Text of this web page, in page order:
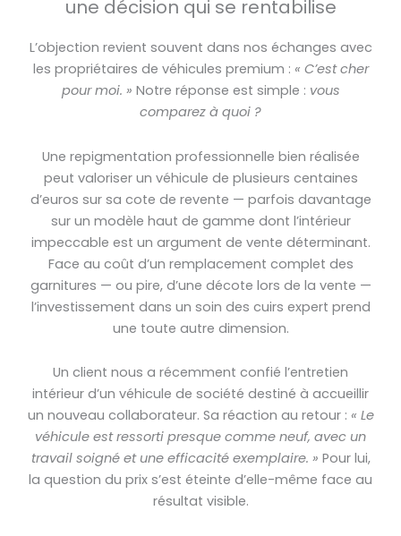
une décision qui se rentabilise
L’objection revient souvent dans nos échanges avec
les propriétaires de véhicules premium : « C’est cher
pour moi. » Notre réponse est simple : vous
comparez à quoi ?
Une repigmentation professionnelle bien réalisée
peut valoriser un véhicule de plusieurs centaines
d’euros sur sa cote de revente — parfois davantage
sur un modèle haut de gamme dont l’intérieur
impeccable est un argument de vente déterminant.
Face au coût d’un remplacement complet des
garnitures — ou pire, d’une décote lors de la vente —
l’investissement dans un soin des cuirs expert prend
une toute autre dimension.
Un client nous a récemment confié l’entretien
intérieur d’un véhicule de société destiné à accueillir
un nouveau collaborateur. Sa réaction au retour : « Le
véhicule est ressorti presque comme neuf, avec un
travail soigné et une efficacité exemplaire. » Pour lui,
la question du prix s’est éteinte d’elle-même face au
résultat visible.